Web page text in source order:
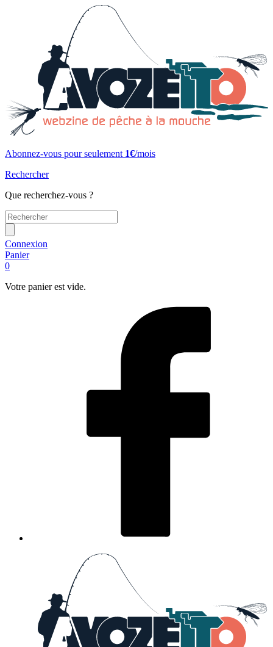
Abonnez-vous pour seulement 1€/mois
Rechercher
Que recherchez-vous ?
Connexion
Panier
0
Votre panier est vide.